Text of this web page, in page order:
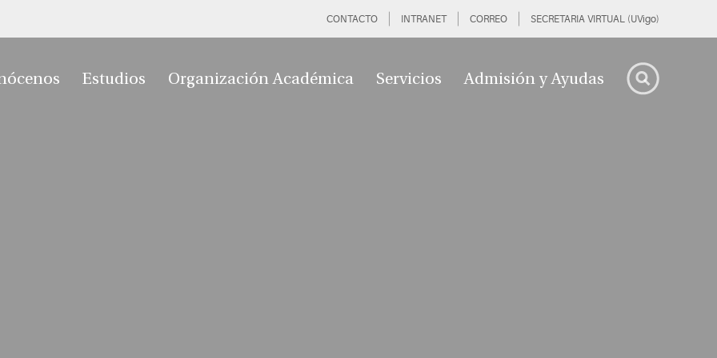
CONTACTO INTRANET CORREO SECRETARIA VIRTUAL (UVigo)
Estudios Organización Académica Servicios Admisión y Ayudas